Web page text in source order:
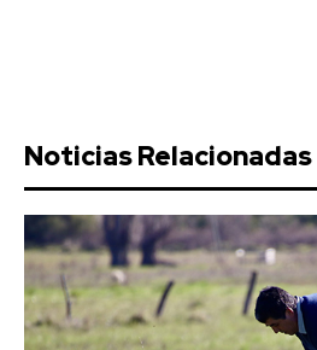
Noticias Relacionadas